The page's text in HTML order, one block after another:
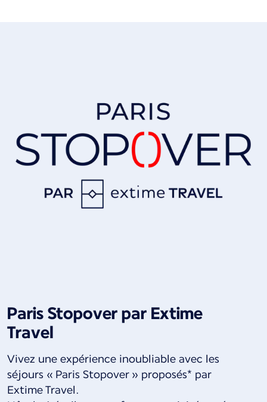
Paris Stopover par Extime
Travel
Vivez une expérience inoubliable avec les
séjours « Paris Stopover » proposés* par
Extime Travel.